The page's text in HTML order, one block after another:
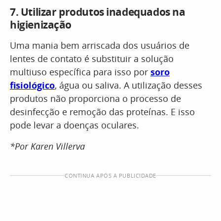
7. Utilizar produtos inadequados na
higienização
Uma mania bem arriscada dos usuários de
lentes de contato é substituir a solução
multiuso específica para isso por soro
fisiológico, água ou saliva. A utilização desses
produtos não proporciona o processo de
desinfecção e remoção das proteínas. E isso
pode levar a doenças oculares.
*Por Karen Villerva
CONTINUA APÓS A PUBLICIDADE